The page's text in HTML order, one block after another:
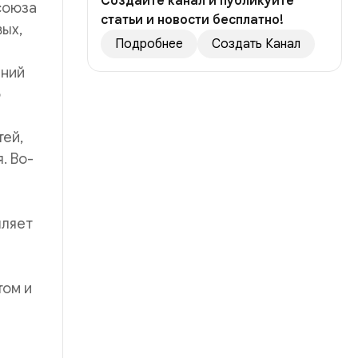
Во-
и
статьи и новости бесплатно!
Подробнее
Создать Канал